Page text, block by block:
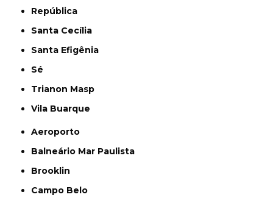
República
Santa Cecília
Santa Efigênia
Sé
Trianon Masp
Vila Buarque
Aeroporto
Balneário Mar Paulista
Brooklin
Campo Belo